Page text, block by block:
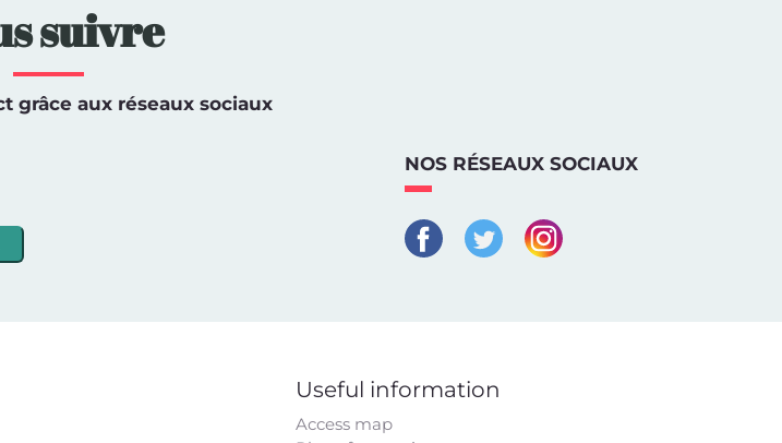
suivre
grâce aux réseaux sociaux
NOS RÉSEAUX SOCIAUX
Useful information
Access map